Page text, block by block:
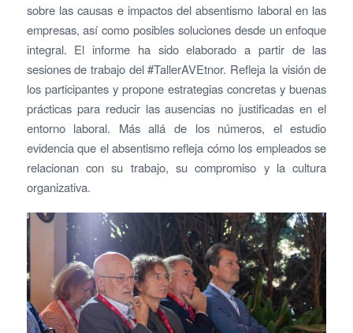
sobre las causas e impactos del absentismo laboral en las
empresas, así como posibles soluciones desde un enfoque
integral. El informe ha sido elaborado a partir de las
sesiones de trabajo del #TallerAVEtnor. Refleja la visión de
los participantes y propone estrategias concretas y buenas
prácticas para reducir las ausencias no justificadas en el
entorno laboral. Más allá de los números, el estudio
evidencia que el absentismo refleja cómo los empleados se
relacionan con su trabajo, su compromiso y la cultura
organizativa.